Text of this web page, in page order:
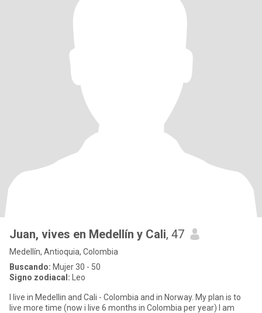
Juan, vives en Medellín y Cali, 47
Medellín, Antioquia, Colombia
Buscando: Mujer 30 - 50
Signo zodiacal: Leo
I live in Medellin and Cali - Colombia and in Norway. My plan is to
live more time (now i live 6 months in Colombia per year) I am